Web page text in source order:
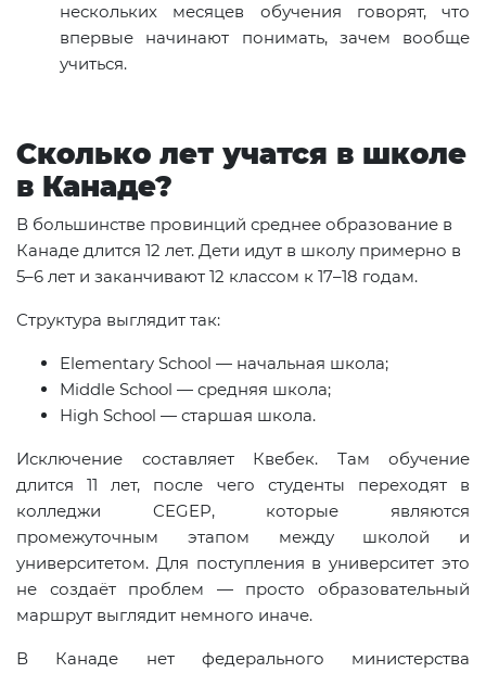
нескольких месяцев обучения говорят, что
впервые начинают понимать, зачем вообще
учиться.
Сколько лет учатся в школе
в Канаде?
В большинстве провинций среднее образование в
Канаде длится 12 лет. Дети идут в школу примерно в
5–6 лет и заканчивают 12 классом к 17–18 годам.
Структура выглядит так:
Elementary School — начальная школа;
Middle School — средняя школа;
High School — старшая школа.
Исключение составляет Квебек. Там обучение
длится 11 лет, после чего студенты переходят в
колледжи CEGEP, которые являются
промежуточным этапом между школой и
университетом. Для поступления в университет это
не создаёт проблем — просто образовательный
маршрут выглядит немного иначе.
В Канаде нет федерального министерства